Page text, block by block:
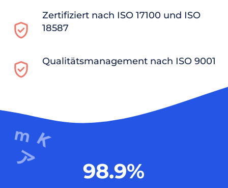
Zertifiziert nach ISO 17100 und ISO
18587
Qualitätsmanagement nach ISO 9001
98.9%